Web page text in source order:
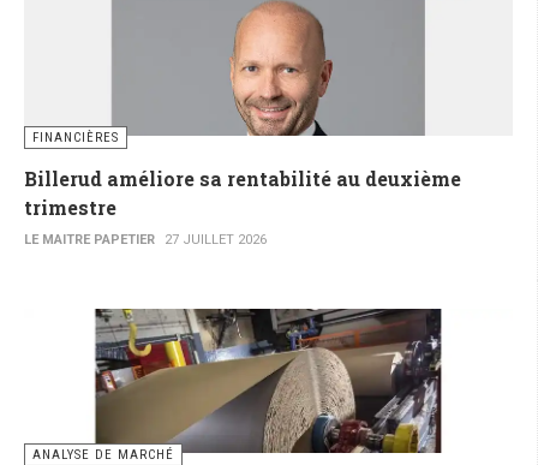
FINANCIÈRES
Billerud améliore sa rentabilité au deuxième
trimestre
LE MAITRE PAPETIER 27 JUILLET 2026
ANALYSE DE MARCHÉ